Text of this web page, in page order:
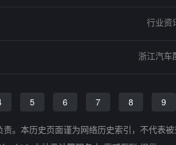
行业资
浙江汽车
5 6 7 8 9
。本历史页面谨为网络历史索引，不代表被